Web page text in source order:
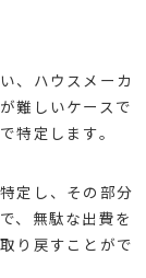
、ハウスメーカ
難しいケースで
特定します。
定し、その部分
、無駄な出費を
り戻すことがで